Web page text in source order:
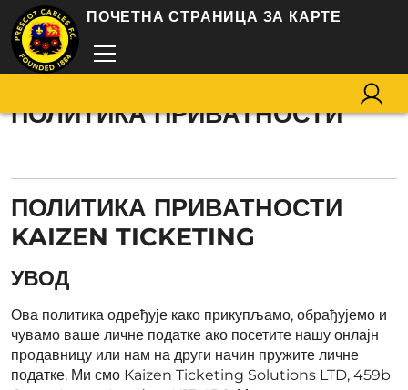
ПОЧЕТНА СТРАНИЦА ЗА КАРТЕ
ПОЛИТИКА ПРИВАТНОСТИ
ПОЛИТИКА ПРИВАТНОСТИ
KAIZEN TICKETING
УВОД
Ова политика одређује како прикупљамо, обрађујемо и
чувамо ваше личне податке ако посетите нашу онлајн
продавницу или нам на други начин пружите личне
податке. Ми смо Kaizen Ticketing Solutions LTD, 459b